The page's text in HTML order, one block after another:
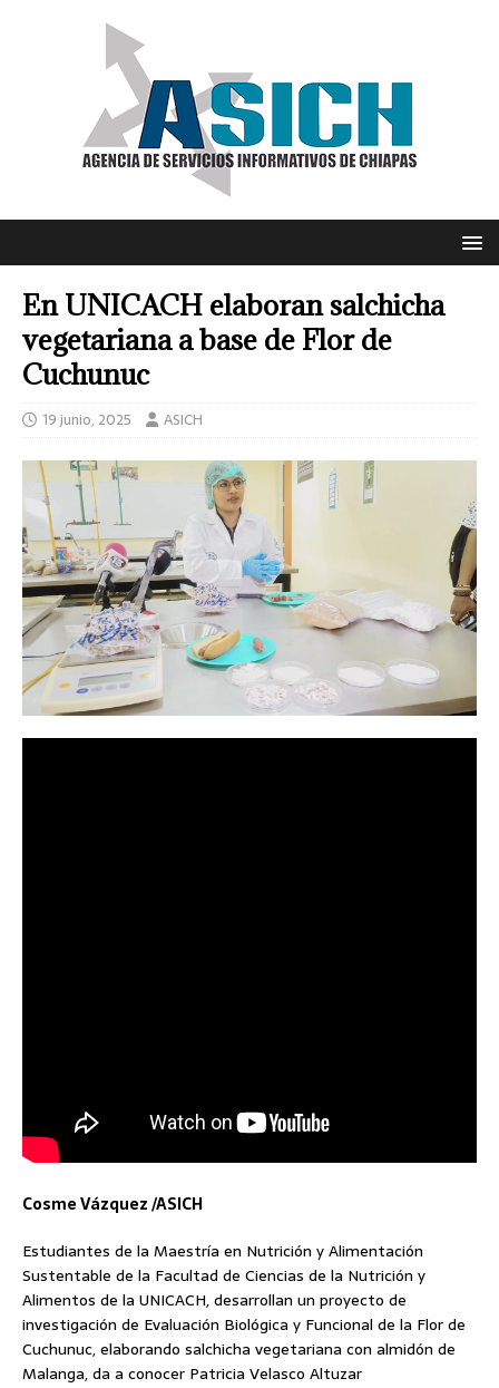
En UNICACH elaboran salchicha
vegetariana a base de Flor de
Cuchunuc
19 junio, 2025 ASICH
Cosme Vázquez /ASICH
Estudiantes de la Maestría en Nutrición y Alimentación
Sustentable de la Facultad de Ciencias de la Nutrición y
Alimentos de la UNICACH, desarrollan un proyecto de
investigación de Evaluación Biológica y Funcional de la Flor de
Cuchunuc, elaborando salchicha vegetariana con almidón de
Malanga, da a conocer Patricia Velasco Altuzar